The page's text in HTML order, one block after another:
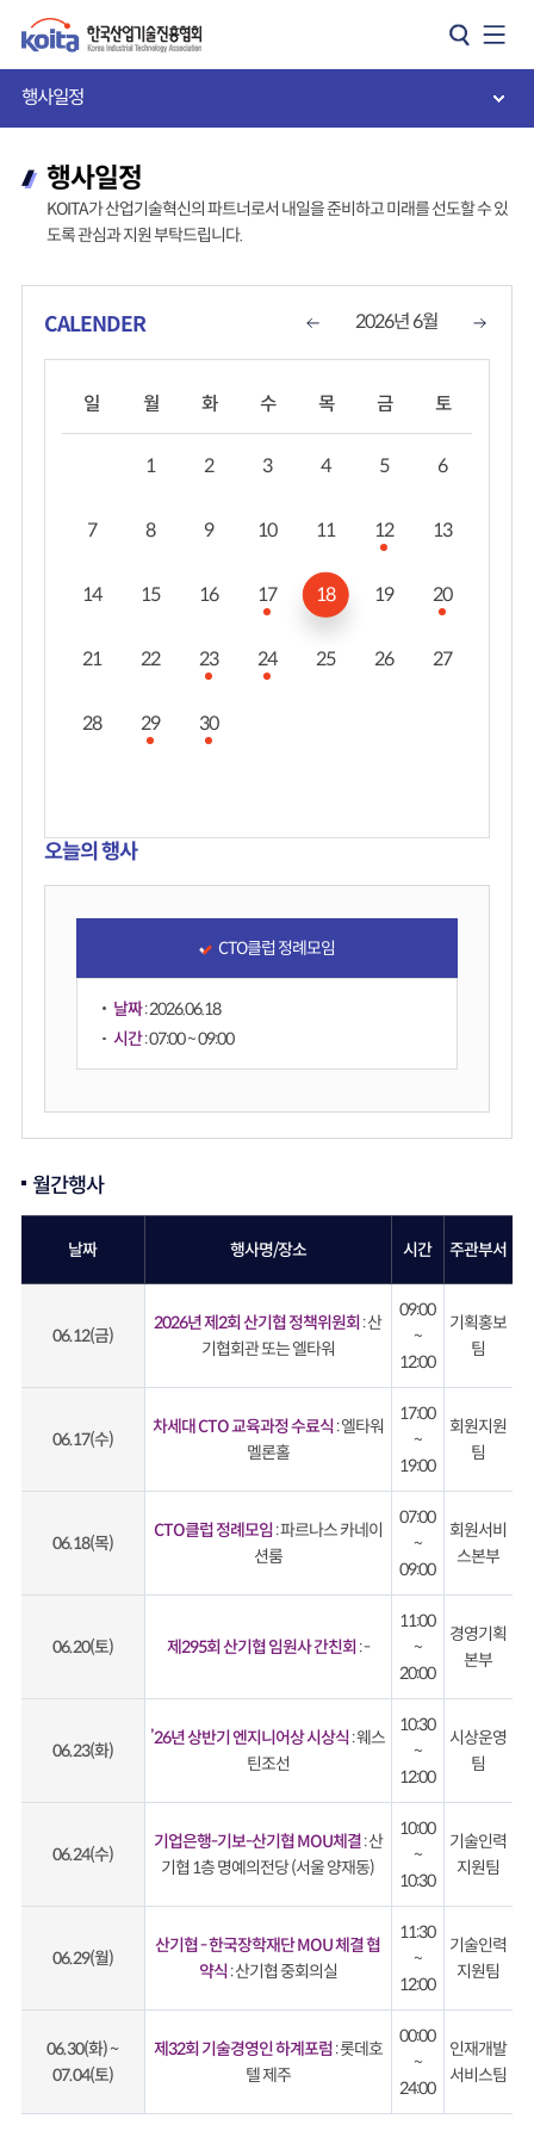
행사일정
행사일정
KOITA가 산업기술혁신의 파트너로서 내일을 준비하고 미래를 선도할 수 있
도록 관심과 지원 부탁드립니다.
CALENDER 2026년 6월
일 월 화 수 목 금 토
1 2 3 4 5 6
7 8 9 10 11 12 13
14 15 16 17 18 19 20
21 22 23 24 25 26 27
28 29 30
오늘의 행사
CTO클럽 정례모임
날짜: 2026.06.18
시간: 07:00 ~ 09:00
월간행사
날짜 행사명/장소 시간 주관부서
06.12(금)
2026년 제2회 산기협 정책위원회 : 산
기협회관 또는 엘타워
09:00
~
12:00
기획홍보
팀
06.17(수)
차세대 CTO 교육과정 수료식 : 엘타워
멜론홀
17:00
~
19:00
회원지원
팀
06.18(목)
CTO클럽 정례모임 : 파르나스 카네이
션룸
07:00
~
09:00
회원서비
스본부
06.20(토) 제295회 산기협 임원사 간친회 : -
11:00
~
20:00
경영기획
본부
06.23(화)
’26년 상반기 엔지니어상 시상식 : 웨스
틴조선
10:30
~
12:00
시상운영
팀
06.24(수)
기업은행-기보-산기협 MOU체결 : 산
기협 1층 명예의전당 (서울 양재동)
10:00
~
10:30
기술인력
지원팀
06.29(월)
산기협 - 한국장학재단 MOU 체결 협
약식 : 산기협 중회의실
11:30
~
12:00
기술인력
지원팀
06.30(화) ~
07.04(토)
제32회 기술경영인 하계포럼 : 롯데호
텔 제주
00:00
~
24:00
인재개발
서비스팀